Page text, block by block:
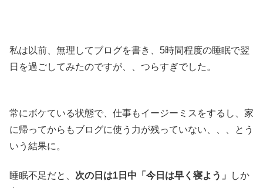
私は以前、無理してブログを書き、5時間程度の睡眠で翌
日を過ごしてみたのですが、、つらすぎでした。
常にボケている状態で、仕事もイージーミスをするし、家
に帰ってからもブログに使う力が残っていない、、、とう
いう結果に。
睡眠不足だと、 次の日は1日中「今日は早く寝よう」
しか